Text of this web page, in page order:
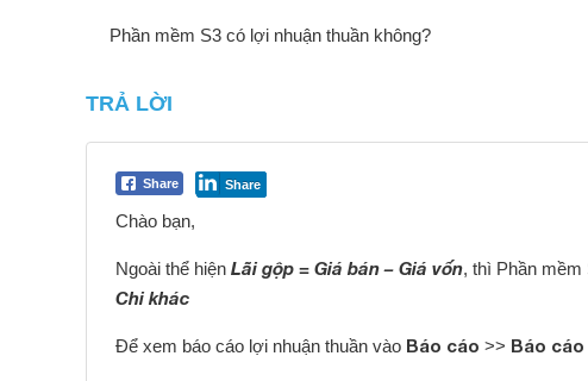
Phần mềm S3 có lợi nhuận thuần không?
TRẢ LỜI
Share Share
Chào bạn,
Ngoài thể hiện Lãi gộp = Giá bán – Giá vốn, thì Phần mềm
Chi khác
Để xem báo cáo lợi nhuận thuần vào Báo cáo >> Báo